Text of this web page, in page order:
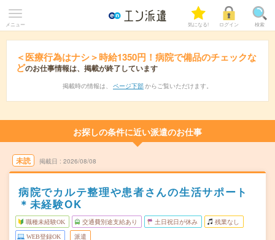
メニュー 気になる! ログイン 検索
＜医療行為はナシ＞時給1350円！病院で備品のチェックな
どのお仕事情報は、掲載が終了しています
掲載時の情報は、 ページ下部 からご覧いただけます。
お探しの条件に近い派遣のお仕事
未読 掲載日 2026/08/08
病院でカルテ整理や患者さんの生活サポート
＊未経験OK
職種未経験OK 交通費別途支給あり 土日祝日が休み 残業なし
WEB登録OK 派遣